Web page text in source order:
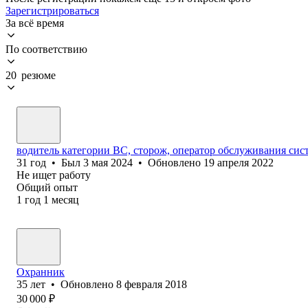
Зарегистрироваться
За всё время
По соответствию
20 резюме
водитель категории ВС, сторож, оператор обслуживания
31 год • Был 3 мая 2024 • Обновлено 19 апреля 2022
Не ищет работу
Общий опыт
1 год 1 месяц
Охранник
35 лет • Обновлено 8 февраля 2018
30 000 ₽